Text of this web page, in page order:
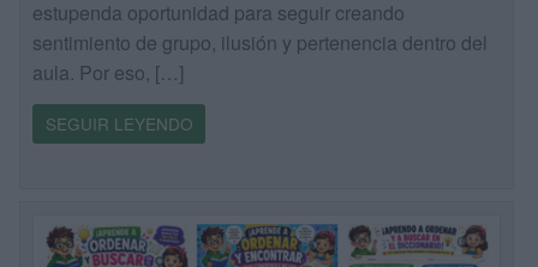
estupenda oportunidad para seguir creando
sentimiento de grupo, ilusión y pertenencia dentro del
aula. Por eso, […]
SEGUIR LEYENDO